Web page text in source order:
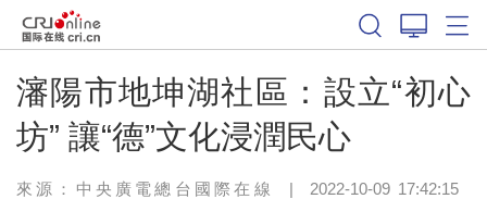
瀋陽市地坤湖社區：設立“初心
坊” 讓“德”文化浸潤民心
來源：中央廣電總台國際在線 | 2022-10-09 17:42:15